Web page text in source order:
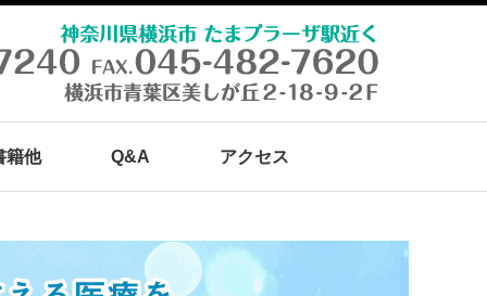
籍他 Q&A アクセス